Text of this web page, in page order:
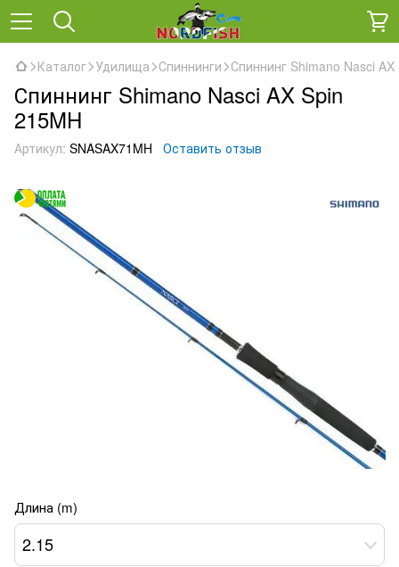
Каталог Удилища Спиннинги Спиннинг Shimano Nasci
Спиннинг Shimano Nasci AX Spin
215MH
Артикул: SNASAX71MH Оставить отзыв
Длина (m)
2.15